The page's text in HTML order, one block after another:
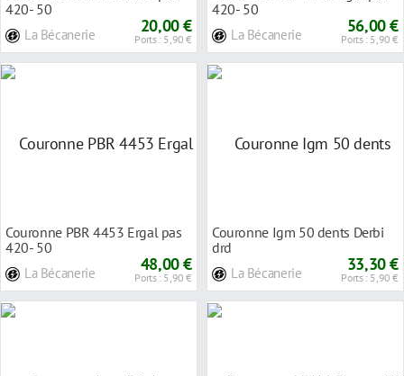
420- 50
La Bécanerie 20,00 €
Ports : 5,90 €
420- 50
La Bécanerie 56,00 €
Ports : 5,90 €
Couronne PBR 4453 Ergal pas
420- 50
La Bécanerie 48,00 €
Ports : 5,90 €
Couronne Igm 50 dents Derbi
drd
La Bécanerie 33,30 €
Ports : 5,90 €